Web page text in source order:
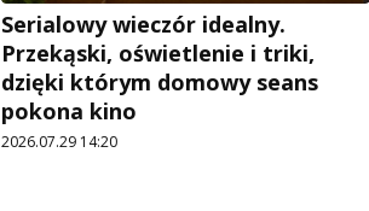
Serialowy wieczór idealny.
Przekąski, oświetlenie i triki,
dzięki którym domowy seans
pokona kino
2026.07.29 14:20